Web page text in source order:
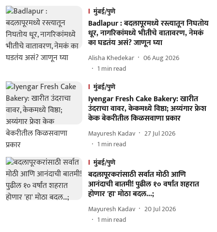
मुंबई/पुणे
Badlapur : बदलापूरमध्ये रस्त्यातून निघतोय
धूर, नागरिकांमध्ये भीतीचे वातावरण, नेमकं
का घडतंय असं? जाणून घ्या
Alisha Khedekar
06 Aug 2026
1 min read
मुंबई/पुणे
Iyengar Fresh Cake Bakery: खारीत
उंदराचा वावर, केकमध्ये विष्ठा; अय्यंगार फ्रेश
केक बेकरीतील किळसवाणा प्रकार
Mayuresh Kadav
27 Jul 2026
1 min read
मुंबई/पुणे
बदलापूरकरांसाठी सर्वात मोठी आणि
आनंदाची बातमी! पुढील १० वर्षांत शहरात
होणार 'हा' मोठा बदल...;
Mayuresh Kadav
20 Jul 2026
1 min read